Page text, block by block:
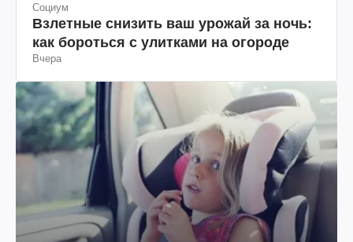
Социум
Взлетные снизить ваш урожай за ночь:
как бороться с улитками на огороде
Вчера